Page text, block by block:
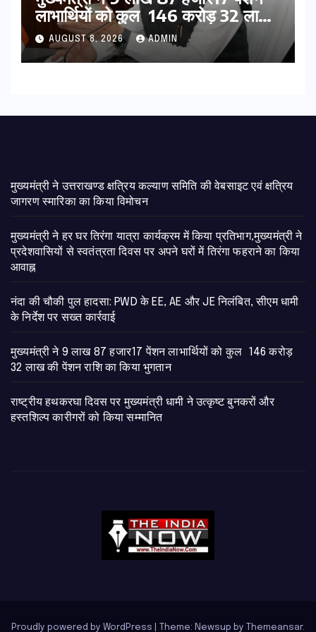
लाभार्थियों को कुल 146 करोड़ 32 लाख
की पेंशन राशि का किया भुगतान
AUGUST 8, 2026 ADMIN
मुख्यमंत्री ने उत्तराखण्ड क्षत्रिय कल्याण समिति की वेबसाइट एवं क्षत्रिय
जागरण स्मारिका का किया विमोचन
मुख्यमंत्री ने हर घर तिरंगा यात्रा कार्यक्रम में किया प्रतिभाग,मुख्यमंत्री ने
प्रदेशवासियों से स्वतंत्रता दिवस पर अपने घरों में तिरंगा फहराने का किया
आवाह्न
नंदा की चौकी पुल हादसा: PWD के EE, AE और JE निलंबित, सीएम धामी
के निर्देश पर सख्त कार्रवाई
मुख्यमंत्री ने 9 लाख 87 हजार17 पेंशन लाभार्थियों को कुल 146 करोड़
32 लाख की पेंशन राशि का किया भुगतान
राष्ट्रीय हथकरघा दिवस पर मुख्यमंत्री धामी ने उत्कृष्ट बुनकरों और
हस्तशिल्प कारीगरों को किया सम्मानित
Proudly powered by WordPress Theme: Newsup by Themeansar.